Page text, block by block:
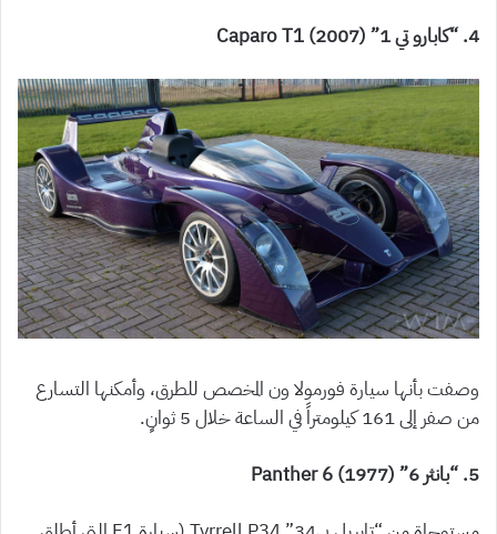
4. “كابارو تي 1” (2007) Caparo T1
وصفت بأنها سيارة فورمولا ون المخصص للطرق، وأمكنها التسارع
من صفر إلى 161 كيلومتراً في الساعة خلال 5 ثوانٍ.
5. “بانثر 6” (1977) Panther 6